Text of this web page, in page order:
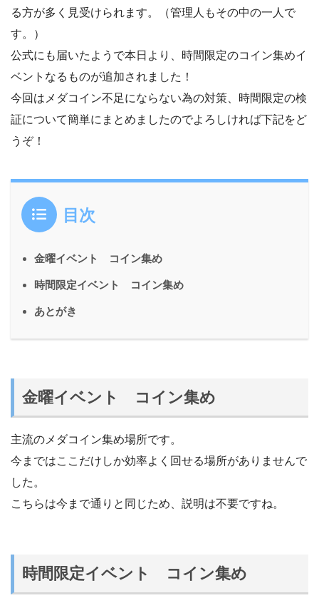
る方が多く見受けられます。（管理人もその中の一人で
す。）
公式にも届いたようで本日より、時間限定のコイン集めイ
ベントなるものが追加されました！
今回はメダコイン不足にならない為の対策、時間限定の検
証について簡単にまとめましたのでよろしければ下記をど
うぞ！
目次
金曜イベント コイン集め
時間限定イベント コイン集め
あとがき
金曜イベント コイン集め
主流のメダコイン集め場所です。
今まではここだけしか効率よく回せる場所がありませんで
した。
こちらは今まで通りと同じため、説明は不要ですね。
時間限定イベント コイン集め